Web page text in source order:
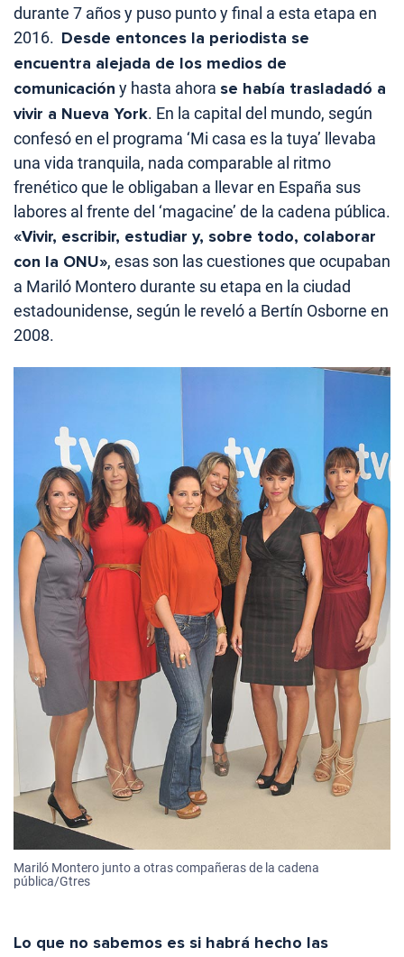
durante 7 años y puso punto y final a esta etapa en
2016. Desde entonces la periodista se
encuentra alejada de los medios de
comunicación y hasta ahora se había trasladadó a
vivir a Nueva York. En la capital del mundo, según
confesó en el programa ‘Mi casa es la tuya’ llevaba
una vida tranquila, nada comparable al ritmo
frenético que le obligaban a llevar en España sus
labores al frente del ‘magacine’ de la cadena pública.
«Vivir, escribir, estudiar y, sobre todo, colaborar
con la ONU», esas son las cuestiones que ocupaban
a Mariló Montero durante su etapa en la ciudad
estadounidense, según le reveló a Bertín Osborne en
2008.
Mariló Montero junto a otras compañeras de la cadena
pública/Gtres
Lo que no sabemos es si habrá hecho las